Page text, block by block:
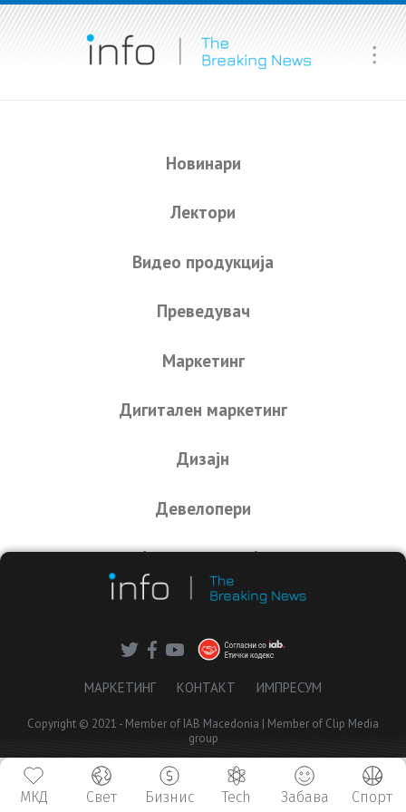
Новинари
Лектори
Видео продукција
Преведувач
Маркетинг
Дигитален маркетинг
Дизајн
Девелопери
Администрација
Управител
Member ofClip Media Group
МКД Свет Бизнис Tech Забава Спорт
МАРКЕТИНГ КОНТАКТ ИМПРЕСУМ
Copyright © 2021 - Member of IAB Macedonia | Member of Clip Media
group